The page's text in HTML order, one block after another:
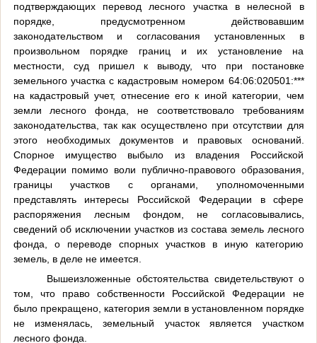
подтверждающих перевод лесного участка в нелесной в
порядке, предусмотренном действовавшим
законодательством и согласования установленных в
произвольном порядке границ и их установление на
местности, суд пришел к выводу, что при постановке
земельного участка с кадастровым номером 64:06:020501:***
на кадастровый учет, отнесение его к иной категории, чем
земли лесного фонда, не соответствовало требованиям
законодательства, так как осуществлено при отсутствии для
этого необходимых документов и правовых оснований.
Спорное имущество выбыло из владения Российской
Федерации помимо воли публично-правового образования,
границы участков с органами, уполномоченными
представлять интересы Российской Федерации в сфере
распоряжения лесным фондом, не согласовывались,
сведений об исключении участков из состава земель лесного
фонда, о переводе спорных участков в иную категорию
земель, в деле не имеется.
Вышеизложенные обстоятельства свидетельствуют о
том, что право собственности Российской Федерации не
было прекращено, категория земли в установленном порядке
не изменялась, земельный участок является участком
лесного фонда.